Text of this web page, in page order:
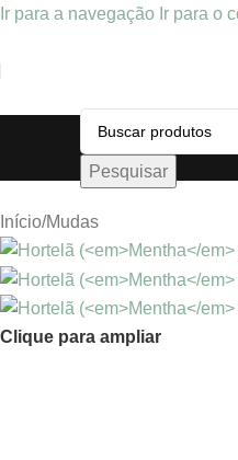
Ir para a navegação Ir para o
Pesquisar
Início/Mudas
Clique para ampliar